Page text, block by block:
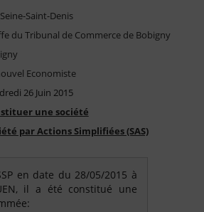
Saint-Denis
du Tribunal de Commerce de Bobigny
Economiste
26 Juin 2015
une société
par Actions Simplifiées (SAS)
en date du 28/05/2015 à
il a été constitué une